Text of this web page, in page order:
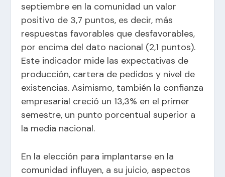
septiembre en la comunidad un valor
positivo de 3,7 puntos, es decir, más
respuestas favorables que desfavorables,
por encima del dato nacional (2,1 puntos).
Este indicador mide las expectativas de
producción, cartera de pedidos y nivel de
existencias. Asimismo, también la confianza
empresarial creció un 13,3% en el primer
semestre, un punto porcentual superior a
la media nacional.
En la elección para implantarse en la
comunidad influyen, a su juicio, aspectos